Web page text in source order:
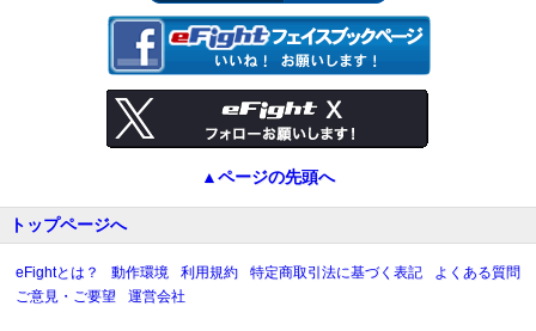
▲ページの先頭へ
トップページへ
eFightとは？ 動作環境 利用規約 特定商取引法に基づく表記
よくある質問
ご意見・ご要望
運営会社